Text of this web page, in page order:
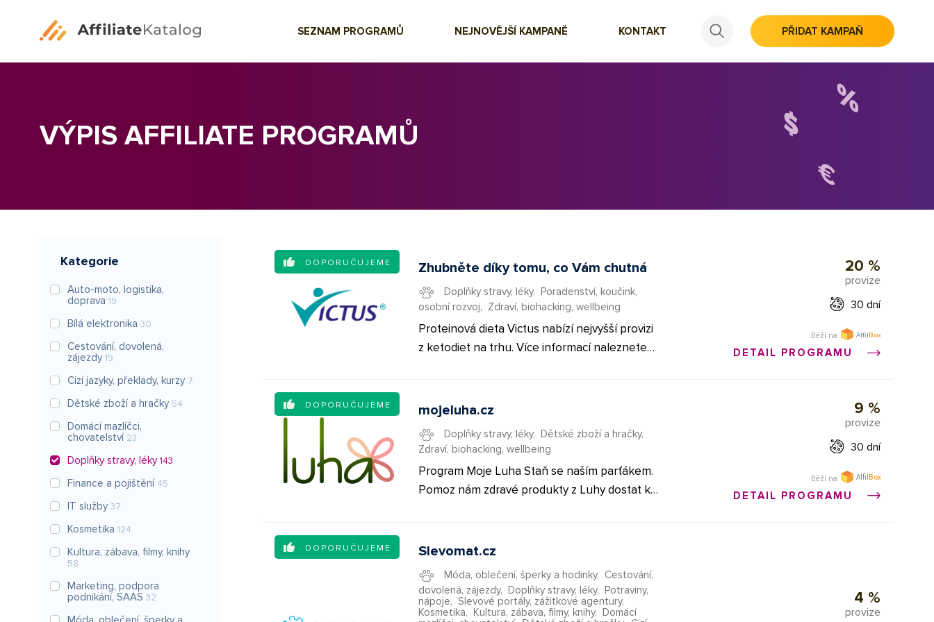
SEZNAM PROGRAMŮ NEJNOVĚJŠÍ KAMPANĚ KONTAKT PŘIDAT KAMPAŇ
VÝPIS AFFILIATE PROGRAMŮ
Kategorie
Auto-moto, logistika,
doprava 19
Bílá elektronika 30
Cestování, dovolená,
zájezdy 19
Cizí jazyky, překlady, kurzy 7
Dětské zboží a hračky 54
Domácí mazlíčci,
chovatelství 23
Doplňky stravy, léky143
Finance a pojištění 45
IT služby 37
Kosmetika 124
Kultura, zábava, filmy, knihy
58
Marketing, podpora
podnikání, SAAS 32
DOPORUČUJEME Zhubněte díky tomu, co Vám chutná
Doplňky stravy, léky, Poradenství, koučink,
osobní rozvoj, Zdraví, biohacking, wellbeing
Proteinová dieta Victus nabízí nejvyšší provizi
z ketodiet na trhu. Více informací naleznete
lékaři Vlastní centra Nejširší nabídka
proteinových produktů na trhu Férovost a
transparentní jednání Rodinná firma Od roku
2011 na trhu Nabídka bezlepkových a
bezlaktózových výrobků Hubnutí je efektivní,
jednoduché Chutné proteinové výrobky na
20 %
provize
30 dní
Běží na
DETAIL PROGRAMU
DOPORUČUJEME mojeluha.cz
Doplňky stravy, léky, Dětské zboží a hračky,
Zdraví, biohacking, wellbeing
Program Moje Luha Staň se naším parťákem.
Pomoz nám zdravé produkty z Luhy dostat ke
může zdát téměř nemožné, my víme jak na to.
které pomáhá vybudovat velmi silnou imunitu
a obranyschopnost dětem i dospělým. Díky
9 %
provize
30 dní
Běží na
DETAIL PROGRAMU
DOPORUČUJEME Slevomat.cz
Móda, oblečení, šperky a hodinky, Cestování,
dovolená, zájezdy, Doplňky stravy, léky, Potraviny,
nápoje, Slevové portály, zážitkové agentury,
Kosmetika, Kultura, zábava, filmy, knihy, Domácí
4 %
provize